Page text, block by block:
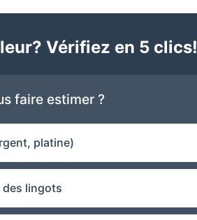
Vérifiez en 5 clics!
faire estimer ?
platine)
des lingots